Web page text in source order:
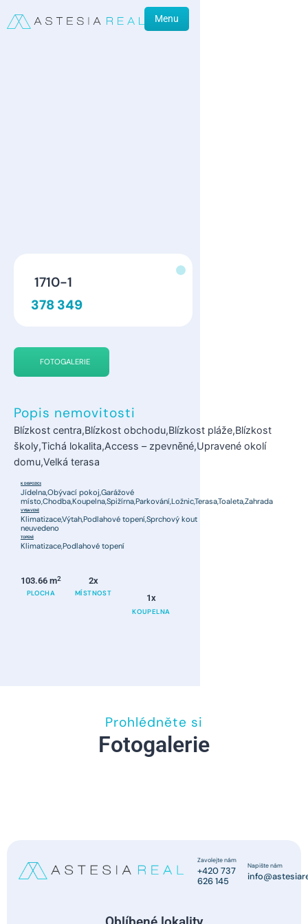
Menu
1710-1
378 349
FOTOGALERIE
Popis nemovitosti
Blízkost centra,Blízkost obchodu,Blízkost pláže,Blízkost
školy,Tichá lokalita,Access – zpevněné,Upravené okolí
domu,Velká terasa
K DISPOZICI:
Jídelna,Obývací pokoj,Garážové
místo,Chodba,Koupelna,Spižírna,Parkování,Ložnic,Terasa,Toaleta,Zahrada
VYBAVENÍ:
Klimatizace,Výtah,Podlahové topení,Sprchový kout
neuvedeno
TOPENÍ:
Klimatizace,Podlahové topení
103.66 m2
PLOCHA
2x
MÍSTNOST 1x
KOUPELNA
Prohlédněte si
Fotogalerie
Zavolejte nám
+420 737
626 145
Napište nám